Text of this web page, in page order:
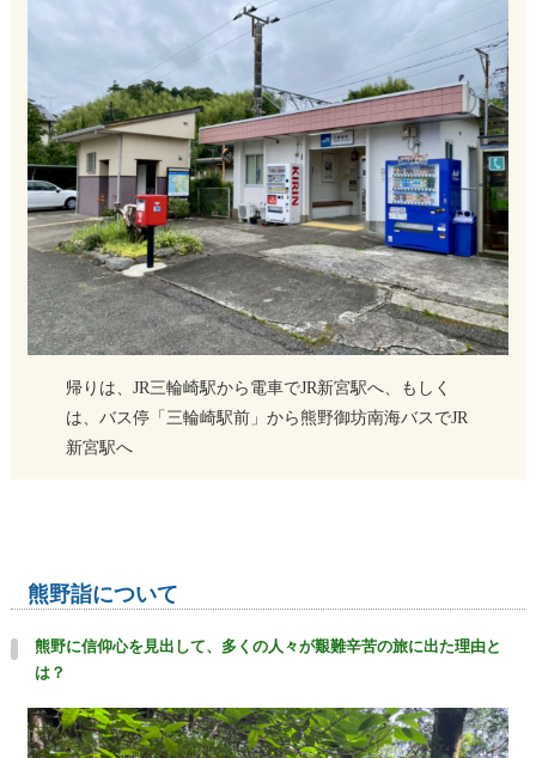
帰りは、JR三輪崎駅から電車でJR新宮駅へ、もしく
は、バス停「三輪崎駅前」から熊野御坊南海バスでJR
新宮駅へ
熊野詣について
熊野に信仰心を見出して、多くの人々が艱難辛苦の旅に出た理由と
は？